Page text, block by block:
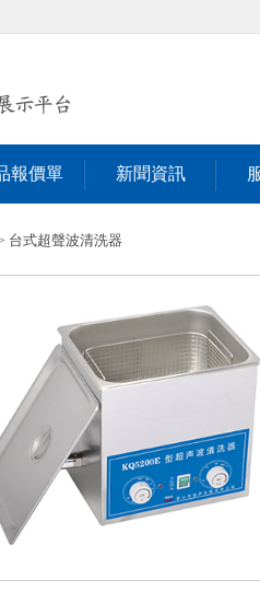
報價單 新聞資訊
台式超聲波清洗器